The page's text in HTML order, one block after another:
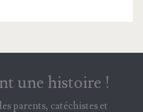
une histoire !
parents, catéchistes et